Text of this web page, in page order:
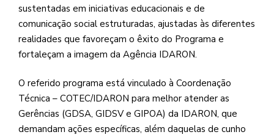
sustentadas em iniciativas educacionais e de
comunicação social estruturadas, ajustadas às diferentes
realidades que favoreçam o êxito do Programa e
fortaleçam a imagem da Agência IDARON.
O referido programa está vinculado à Coordenação
Técnica – COTEC/IDARON para melhor atender as
Gerências (GDSA, GIDSV e GIPOA) da IDARON, que
demandam ações específicas, além daquelas de cunho